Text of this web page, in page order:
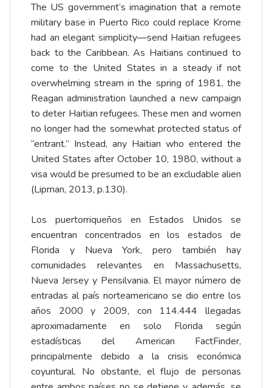
The US government’s imagination that a remote
military base in Puerto Rico could replace Krome
had an elegant simplicity—send Haitian refugees
back to the Caribbean. As Haitians continued to
come to the United States in a steady if not
overwhelming stream in the spring of 1981, the
Reagan administration launched a new campaign
to deter Haitian refugees. These men and women
no longer had the somewhat protected status of
“entrant.” Instead, any Haitian who entered the
United States after October 10, 1980, without a
visa would be presumed to be an excludable alien
(Lipman, 2013, p.130).
Los puertorriqueños en Estados Unidos se
encuentran concentrados en los estados de
Florida y Nueva York, pero también hay
comunidades relevantes en Massachusetts,
Nueva Jersey y Pensilvania. El mayor número de
entradas al país norteamericano se dio entre los
años 2000 y 2009, con 114.444 llegadas
aproximadamente en solo Florida según
estadísticas del American FactFinder,
principalmente debido a la crisis económica
coyuntural. No obstante, el flujo de personas